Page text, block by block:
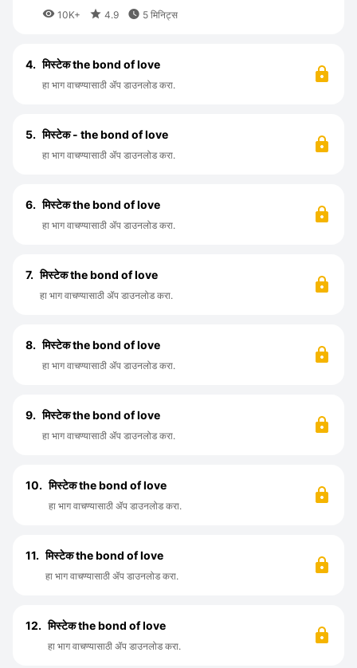
 10K+  4.9  5 मिनिट्स
4. मिस्टेक the bond of love
हा भाग वाचण्यासाठी ॲप डाउनलोड करा.
5. मिस्टेक - the bond of love
हा भाग वाचण्यासाठी ॲप डाउनलोड करा.
6. मिस्टेक the bond of love
हा भाग वाचण्यासाठी ॲप डाउनलोड करा.
7. मिस्टेक the bond of love
हा भाग वाचण्यासाठी ॲप डाउनलोड करा.
8. मिस्टेक the bond of love
हा भाग वाचण्यासाठी ॲप डाउनलोड करा.
9. मिस्टेक the bond of love
हा भाग वाचण्यासाठी ॲप डाउनलोड करा.
10. मिस्टेक the bond of love
हा भाग वाचण्यासाठी ॲप डाउनलोड करा.
11. मिस्टेक the bond of love
हा भाग वाचण्यासाठी ॲप डाउनलोड करा.
12. मिस्टेक the bond of love
हा भाग वाचण्यासाठी ॲप डाउनलोड करा.